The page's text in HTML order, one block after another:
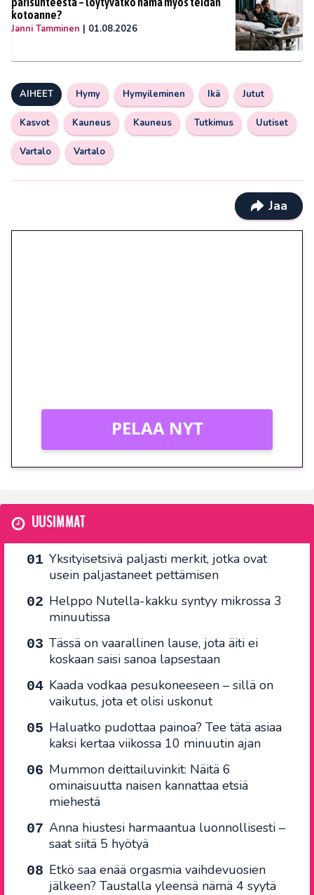
kotoanne?
Janni Tamminen | 01.08.2026
AIHEET Hymy Hymyileminen Ikä Jutut
Kasvot Kauneus Kauneus Tutkimus Uutiset
Vartalo Vartalo
Jaa
PELAA NYT
UUSIMMAT
Yksityisetsivä paljasti merkit, jotka ovat
usein paljastaneet pettämisen
Helppo Nutella-kakku syntyy mikrossa 3
minuutissa
Tässä on vaarallinen lause, jota äiti ei
koskaan saisi sanoa lapsestaan
Kaada vodkaa pesukoneeseen – sillä on
vaikutus, jota et olisi uskonut
Haluatko pudottaa painoa? Tee tätä asiaa
kaksi kertaa viikossa 10 minuutin ajan
Mummon deittailuvinkit: Näitä 6
ominaisuutta naisen kannattaa etsiä
miehestä
Anna hiustesi harmaantua luonnollisesti –
saat siitä 5 hyötyä
Etkö saa enää orgasmia vaihdevuosien
jälkeen? Taustalla yleensä nämä 4 syytä